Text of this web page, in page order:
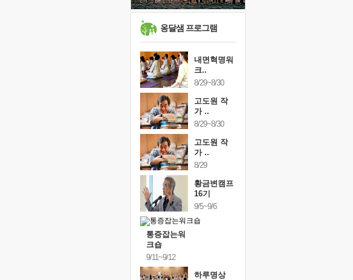
보고 싶은 어머니
유년 시절의 부산 영도 바다
못된 꼰대들
옹달샘 프로그램
내면혁명워
크..
8/29~8/30
고도원 작
가 ..
8/29~8/30
고도원 작
가 ..
8/29
황금변캠프
16기
9/5~9/6
통증잡는워
크숍
9/11~9/12
하루명상